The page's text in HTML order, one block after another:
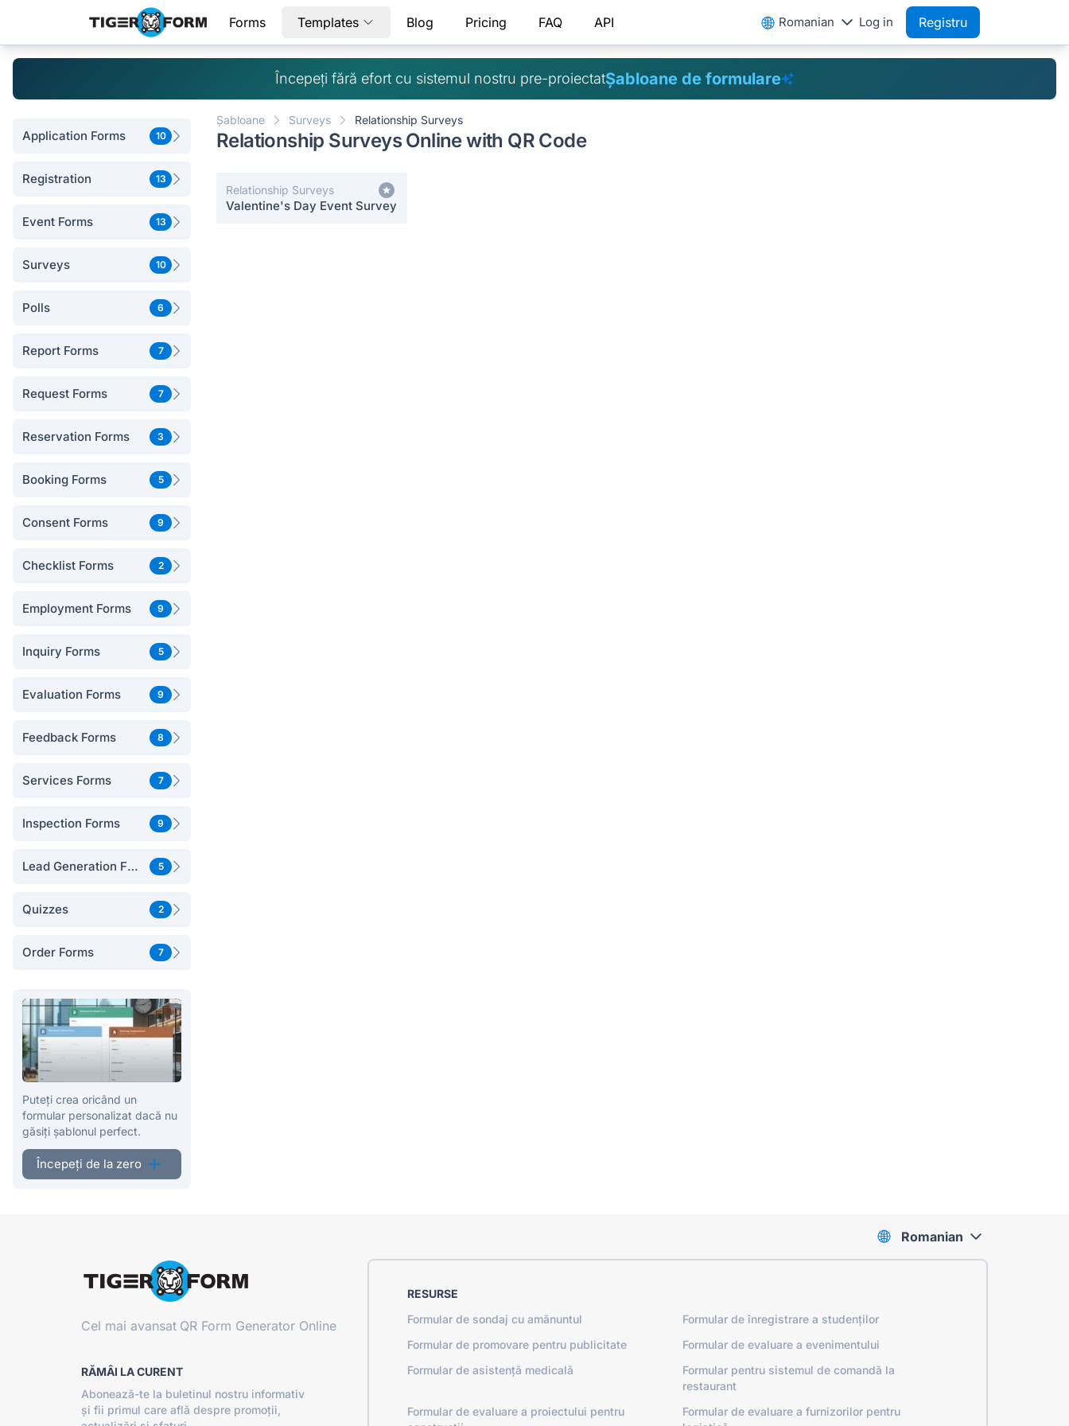
Forms Templates Blog Pricing FAQ API Romanian Log in Registru
Începeți fără efort cu sistemul nostru pre-proiectatȘabloane de formulare
Application Forms 10
Registration 13
Event Forms 13
Surveys 10
Polls 6
Report Forms 7
Request Forms 7
Reservation Forms 3
Booking Forms 5
Consent Forms 9
Checklist Forms 2
Employment Forms 9
Inquiry Forms 5
Evaluation Forms 9
Feedback Forms 8
Services Forms 7
Inspection Forms 9
Lead Generation Forms 5
Quizzes 2
Order Forms 7
Puteți crea oricând un
formular personalizat dacă nu
găsiți șablonul perfect.
Începeți de la zero
Șabloane Surveys Relationship Surveys
Relationship Surveys Online with QR Code
Relationship Surveys
Valentine's Day Event Survey
Cel mai avansat QR Form Generator Online
RĂMÂI LA CURENT
Abonează-te la buletinul nostru informativ
și fii primul care află despre promoții,
RESURSE
Formular de sondaj cu amănuntul
Formular de înregistrare a studenților
Formular de promovare pentru publicitate
Formular de evaluare a evenimentului
Formular de asistență medicală
Formular pentru sistemul de comandă la
restaurant
Formular de evaluare a proiectului pentru
Formular de evaluare a furnizorilor pentru
Romanian